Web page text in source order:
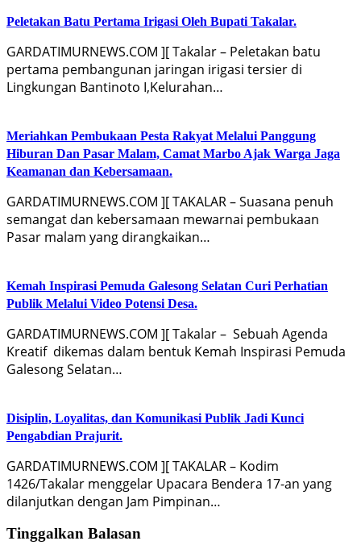
Peletakan Batu Pertama Irigasi Oleh Bupati Takalar.
GARDATIMURNEWS.COM ][ Takalar – Peletakan batu
pertama pembangunan jaringan irigasi tersier di
Lingkungan Bantinoto I,Kelurahan…
Meriahkan Pembukaan Pesta Rakyat Melalui Panggung
Hiburan Dan Pasar Malam, Camat Marbo Ajak Warga Jaga
Keamanan dan Kebersamaan.
GARDATIMURNEWS.COM ][ TAKALAR – Suasana penuh
semangat dan kebersamaan mewarnai pembukaan
Pasar malam yang dirangkaikan…
Kemah Inspirasi Pemuda Galesong Selatan Curi Perhatian
Publik Melalui Video Potensi Desa.
GARDATIMURNEWS.COM ][ Takalar – Sebuah Agenda
Kreatif dikemas dalam bentuk Kemah Inspirasi Pemuda
Galesong Selatan…
Disiplin, Loyalitas, dan Komunikasi Publik Jadi Kunci
Pengabdian Prajurit.
GARDATIMURNEWS.COM ][ TAKALAR – Kodim
1426/Takalar menggelar Upacara Bendera 17-an yang
dilanjutkan dengan Jam Pimpinan…
Tinggalkan Balasan